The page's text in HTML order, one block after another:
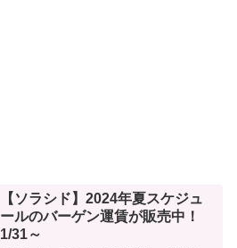
【ソラシド】2024年夏スケジュ
ールのバーゲン運賃が販売中！
1/31～